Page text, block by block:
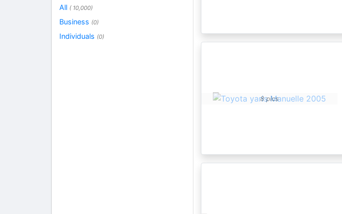
8 pics
All ( 10,000)
Business (0)
Individuals (0)